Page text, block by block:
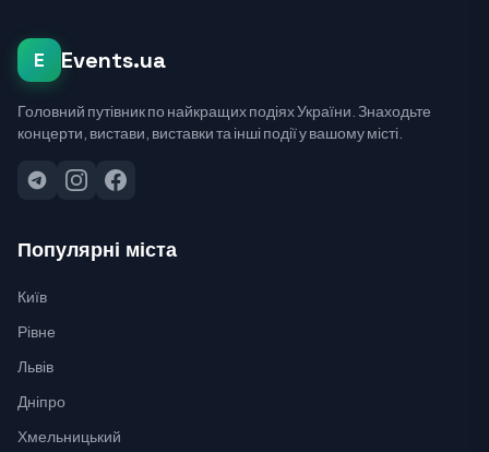
E Events.ua
Головний путівник по найкращих подіях України. Знаходьте
концерти, вистави, виставки та інші події у вашому місті.
Популярні міста
Київ
Рівне
Львів
Дніпро
Хмельницький